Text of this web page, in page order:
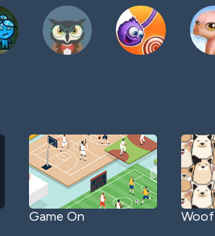
Game On Woof